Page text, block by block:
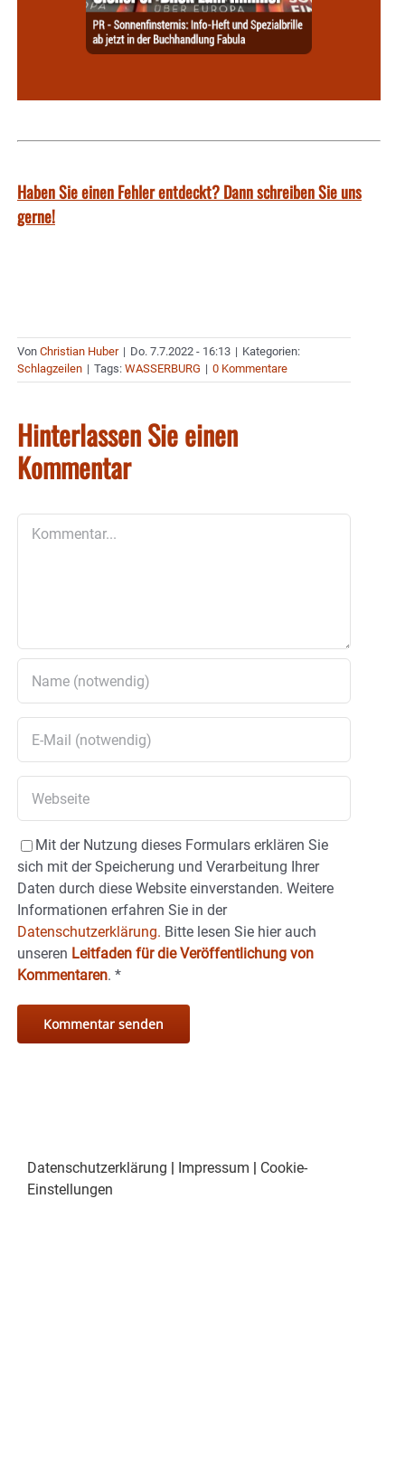
Haben Sie einen Fehler entdeckt? Dann schreiben Sie uns
gerne!
Von Christian Huber | Do. 7.7.2022 - 16:13 | Kategorien:
Schlagzeilen | Tags: WASSERBURG | 0 Kommentare
Hinterlassen Sie einen
Kommentar
Mit der Nutzung dieses Formulars erklären Sie
sich mit der Speicherung und Verarbeitung Ihrer
Daten durch diese Website einverstanden. Weitere
Informationen erfahren Sie in der
Datenschutzerklärung. Bitte lesen Sie hier auch
unseren Leitfaden für die Veröffentlichung von
Kommentaren. *
Datenschutzerklärung | Impressum | Cookie-
Einstellungen